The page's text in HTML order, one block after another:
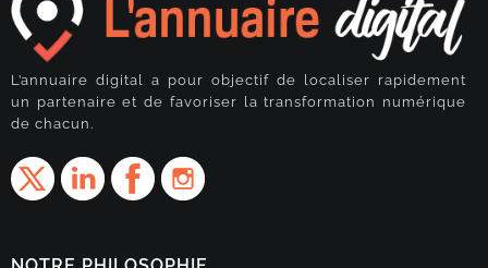
L’annuaire digital a pour objectif de localiser rapidement
un partenaire et de favoriser la transformation numérique
de chacun.